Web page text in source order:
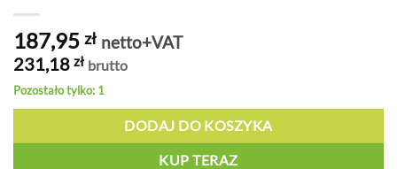
187,95 zł netto+VAT
231,18 zł brutto
Pozostało tylko: 1
DODAJ DO KOSZYKA
KUP TERAZ